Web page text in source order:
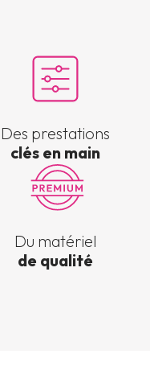
Des prestations
clés en main
Du matériel
de qualité